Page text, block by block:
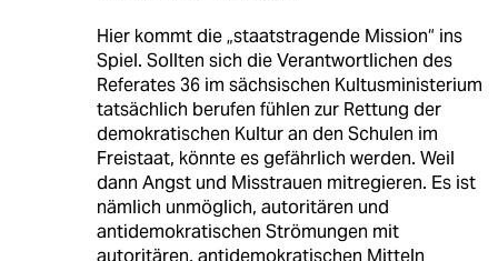
Hier kommt die „staatstragende Mission“ ins
Spiel. Sollten sich die Verantwortlichen des
Referates 36 im sächsischen Kultusministerium
tatsächlich berufen fühlen zur Rettung der
demokratischen Kultur an den Schulen im
Freistaat, könnte es gefährlich werden. Weil
dann Angst und Misstrauen mitregieren. Es ist
nämlich unmöglich, autoritären und
antidemokratischen Strömungen mit
autoritären, antidemokratischen Mitteln